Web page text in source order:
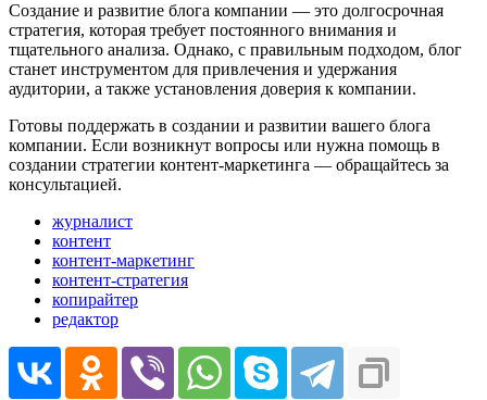
Создание и развитие блога компании — это долгосрочная
стратегия, которая требует постоянного внимания и
тщательного анализа. Однако, с правильным подходом, блог
станет инструментом для привлечения и удержания
аудитории, а также установления доверия к компании.
Готовы поддержать в создании и развитии вашего блога
компании. Если возникнут вопросы или нужна помощь в
создании стратегии контент-маркетинга — обращайтесь за
консультацией.
журналист
контент
контент-маркетинг
контент-стратегия
копирайтер
редактор